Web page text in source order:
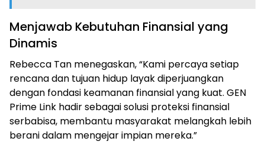
Menjawab Kebutuhan Finansial yang
Dinamis
Rebecca Tan menegaskan, “Kami percaya setiap
rencana dan tujuan hidup layak diperjuangkan
dengan fondasi keamanan finansial yang kuat. GEN
Prime Link hadir sebagai solusi proteksi finansial
serbabisa, membantu masyarakat melangkah lebih
berani dalam mengejar impian mereka.”